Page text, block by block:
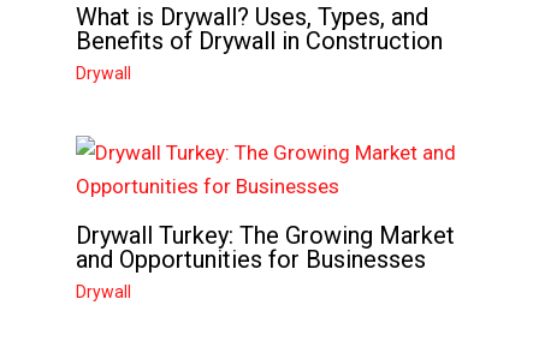
What is Drywall? Uses, Types, and
Benefits of Drywall in Construction
Drywall
Drywall Turkey: The Growing Market
and Opportunities for Businesses
Drywall